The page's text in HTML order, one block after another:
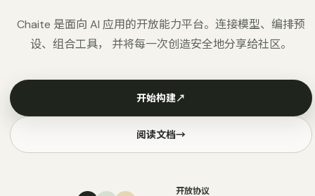
Chaite 是面向 AI 应用的开放能力平台。连接模型、编排预
设、组合工具， 并将每一次创造安全地分享给社区。
开始构建↗
阅读文档→
开放协议